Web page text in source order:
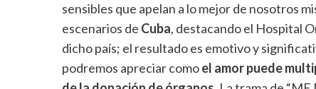
sensibles que apelan a lo mejor de nosotros
escenarios de Cuba, destacando el Hospital
dicho país; el resultado es emotivo y
podremos apreciar comoel amor puede